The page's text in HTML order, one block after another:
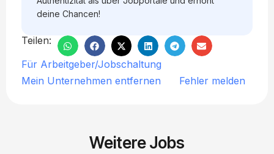
deine Chancen!
Teilen:
Für Arbeitgeber/Jobschaltung
Mein Unternehmen entfernen
Fehler melden
Weitere Jobs